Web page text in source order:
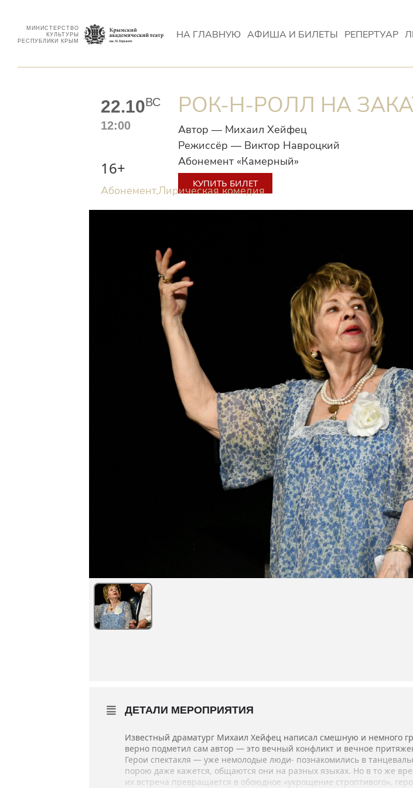
МИНИСТЕРСТВО
КУЛЬТУРЫ
РЕСПУБЛИКИ КРЫМ
НА ГЛАВНУЮ АФИША И БИЛЕТЫ РЕПЕРТУАР
22.10ВС
12:00
16+
КУПИТЬ БИЛЕТ
Автор — Михаил Хейфец
Режиссёр — Виктор Навроцкий
Абонемент «Камерный»
РОК-Н-РОЛЛ НА
Абонемент,Лирическая комедия
ДЕТАЛИ МЕРОПРИЯТИЯ
Известный драматург Михаил Хейфец написал смешную и
верно подметил сам автор — это вечный конфликт и вечное
Герои спектакля — уже немолодые люди- познакомились в
порою даже кажется, общаются они на разных языках. Но в то же
их встреча превращается в обоюдное «укрощение строптивого»,